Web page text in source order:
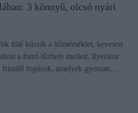
3 könnyű, olcsó nyári
fölé kúszik a hőmérséklet, kevesen
a forró tűzhely mellett. Ilyenkor
frissítő fogások, amelyek gyorsan…